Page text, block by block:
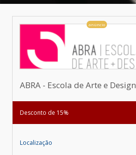
anúncio
ABRA - Escola de Arte e Design
Desconto de 15%
Localização